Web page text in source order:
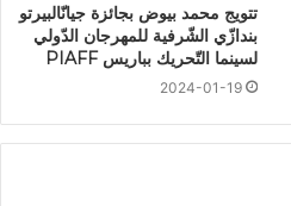
تتويج محمد بيوض بجائزة جيانّالبيرتو
بندازّي الشّرفية للمهرجان الدّولي
لسينما التّحريك بباريس PIAFF
2024-01-19